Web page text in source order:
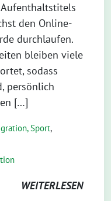
den Online-
durchlaufen.
bleiben viele
sodass
persönlich
[…]
Sport,
WEITERLESEN